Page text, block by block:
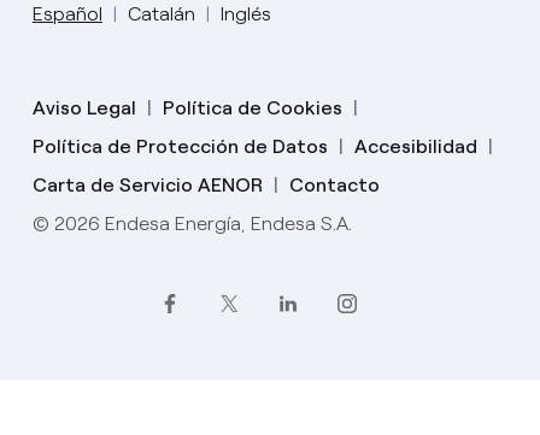
Español Catalán Inglés
Aviso Legal
Política de Cookies
Política de Protección de Datos
Accesibilidad
Carta de Servicio AENOR
Contacto
© 2026 Endesa Energía, Endesa S.A.